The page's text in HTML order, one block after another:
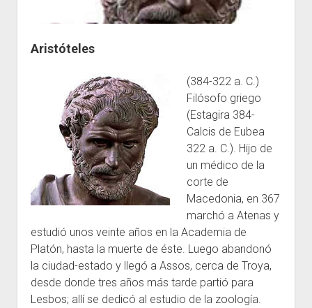
Biografías
Escuelas
Contacto
Aristóteles
(384-322 a. C.)
Filósofo griego
(Estagira 384-
Calcis de Eubea
322 a. C.). Hijo de
un médico de la
corte de
Macedonia, en 367
marchó a Atenas y
estudió unos veinte años en la Academia de
Platón, hasta la muerte de éste. Luego abandonó
la ciudad-estado y llegó a Assos, cerca de Troya,
desde donde tres años más tarde partió para
Lesbos; allí se dedicó al estudio de la zoología.